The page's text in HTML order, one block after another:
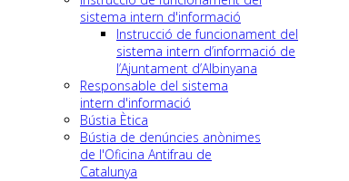
sistema intern d'informació
Instrucció de funcionament del
sistema intern d’informació de
l’Ajuntament d’Albinyana
Responsable del sistema
intern d'informació
Bústia Ètica
Bústia de denúncies anònimes
de l'Oficina Antifrau de
Catalunya